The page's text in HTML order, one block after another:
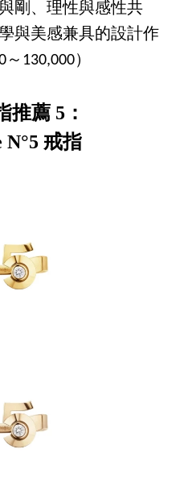
剛、理性與感性共
與美感兼具的設計作
130,000）
推薦 5：
戒指